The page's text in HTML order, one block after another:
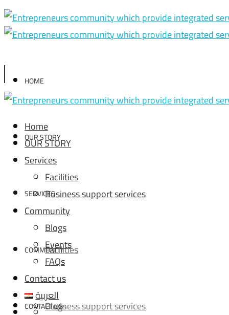
HOME
OUR STORY
SERVICES
Facilities
Business support services
COMMUNITY
Blogs
CONTACT US
Home
OUR STORY
Services
Facilities
Business support services
Community
Blogs
Events
FAQs
Contact us
العربية